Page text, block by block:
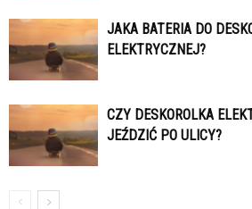
JAKA BATERIA DO
ELEKTRYCZNEJ?
CZY DESKOROLKA
JEŹDZIĆ PO ULICY?